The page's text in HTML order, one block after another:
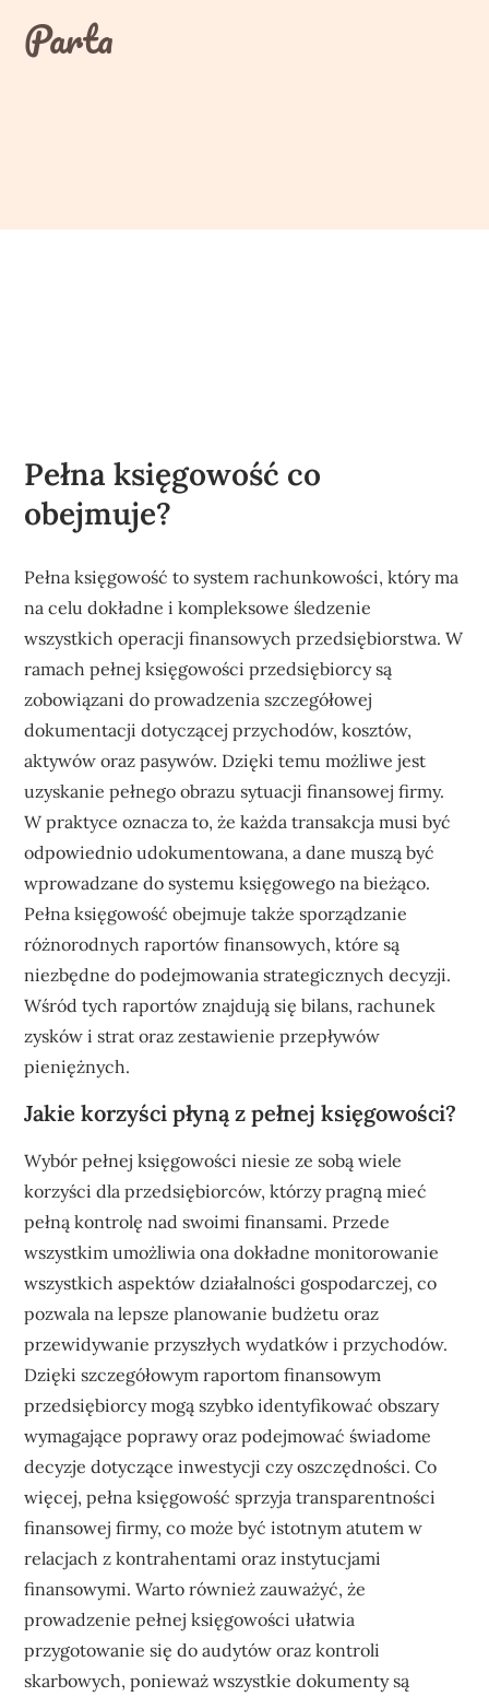
contentParta
Pełna księgowość co
obejmuje?
Pełna księgowość to system rachunkowości, który ma
na celu dokładne i kompleksowe śledzenie
wszystkich operacji finansowych przedsiębiorstwa. W
ramach pełnej księgowości przedsiębiorcy są
zobowiązani do prowadzenia szczegółowej
dokumentacji dotyczącej przychodów, kosztów,
aktywów oraz pasywów. Dzięki temu możliwe jest
uzyskanie pełnego obrazu sytuacji finansowej firmy.
W praktyce oznacza to, że każda transakcja musi być
odpowiednio udokumentowana, a dane muszą być
wprowadzane do systemu księgowego na bieżąco.
Pełna księgowość obejmuje także sporządzanie
różnorodnych raportów finansowych, które są
niezbędne do podejmowania strategicznych decyzji.
Wśród tych raportów znajdują się bilans, rachunek
zysków i strat oraz zestawienie przepływów
pieniężnych.
Jakie korzyści płyną z pełnej księgowości?
Wybór pełnej księgowości niesie ze sobą wiele
korzyści dla przedsiębiorców, którzy pragną mieć
pełną kontrolę nad swoimi finansami. Przede
wszystkim umożliwia ona dokładne monitorowanie
wszystkich aspektów działalności gospodarczej, co
pozwala na lepsze planowanie budżetu oraz
przewidywanie przyszłych wydatków i przychodów.
Dzięki szczegółowym raportom finansowym
przedsiębiorcy mogą szybko identyfikować obszary
wymagające poprawy oraz podejmować świadome
decyzje dotyczące inwestycji czy oszczędności. Co
więcej, pełna księgowość sprzyja transparentności
finansowej firmy, co może być istotnym atutem w
relacjach z kontrahentami oraz instytucjami
finansowymi. Warto również zauważyć, że
prowadzenie pełnej księgowości ułatwia
przygotowanie się do audytów oraz kontroli
skarbowych, ponieważ wszystkie dokumenty są